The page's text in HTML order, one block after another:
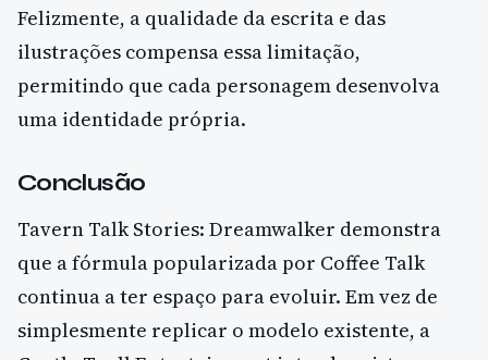
Felizmente, a qualidade da escrita e das
ilustrações compensa essa limitação,
permitindo que cada personagem desenvolva
uma identidade própria.
Conclusão
Tavern Talk Stories: Dreamwalker demonstra
que a fórmula popularizada por Coffee Talk
continua a ter espaço para evoluir. Em vez de
simplesmente replicar o modelo existente, a